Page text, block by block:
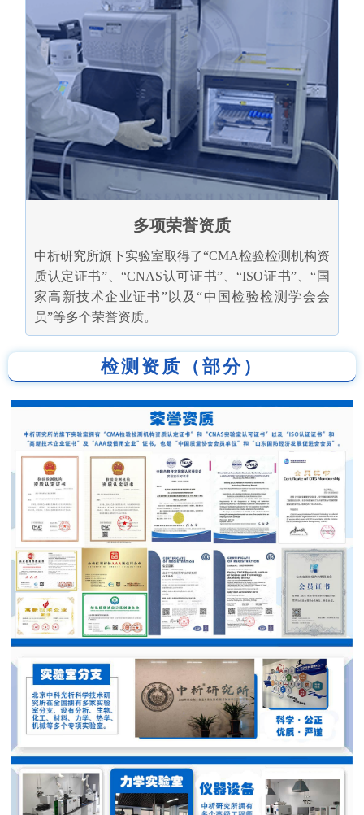
多项荣誉资质
中析研究所旗下实验室取得了“CMA检验检测机构资
质认定证书”、“CNAS认可证书”、“ISO证书”、“国
家高新技术企业证书”以及“中国检验检测学会会
员”等多个荣誉资质。
检测资质（部分）